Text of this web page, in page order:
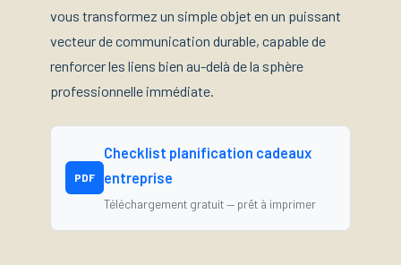
vous transformez un simple objet en un puissant
vecteur de communication durable, capable de
renforcer les liens bien au-delà de la sphère
professionnelle immédiate.
PDF
Checklist planification cadeaux
entreprise
Téléchargement gratuit — prêt à imprimer